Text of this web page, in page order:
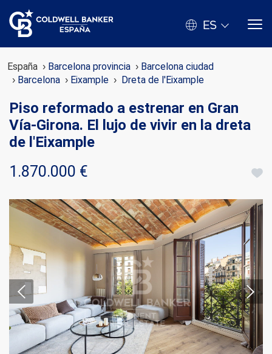
ES
España Barcelona provincia
Barcelona ciudad
Barcelona
Eixample Dreta de l'Eixample
Piso reformado a estrenar en Gran
Vía-Girona. El lujo de vivir en la dreta
de l'Eixample
1.870.000 €